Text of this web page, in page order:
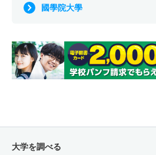
國學院大學
大学を調べる